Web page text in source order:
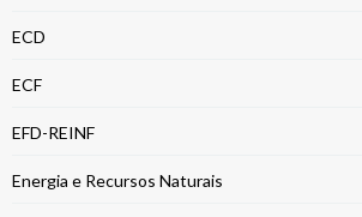
ECD
ECF
EFD-REINF
Energia e Recursos Naturais